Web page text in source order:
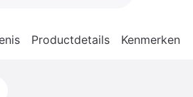
Productdetails Kenmerken